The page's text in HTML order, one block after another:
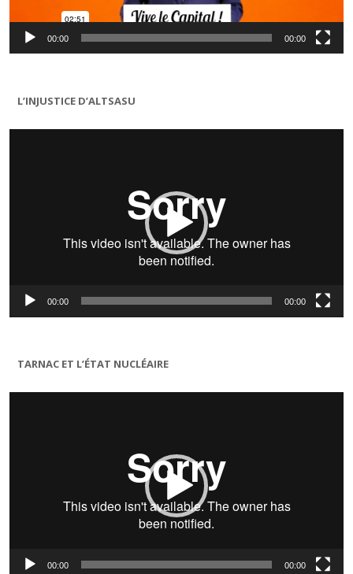
00:00 00:00
L’INJUSTICE D’ALTSASU
Lecteur
00:00 00:00
TARNAC ET L’ÉTAT NUCLÉAIRE
Lecteur
00:00 00:00